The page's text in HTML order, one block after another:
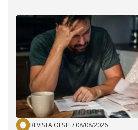
REVISTA OESTE/ 08/08/2026